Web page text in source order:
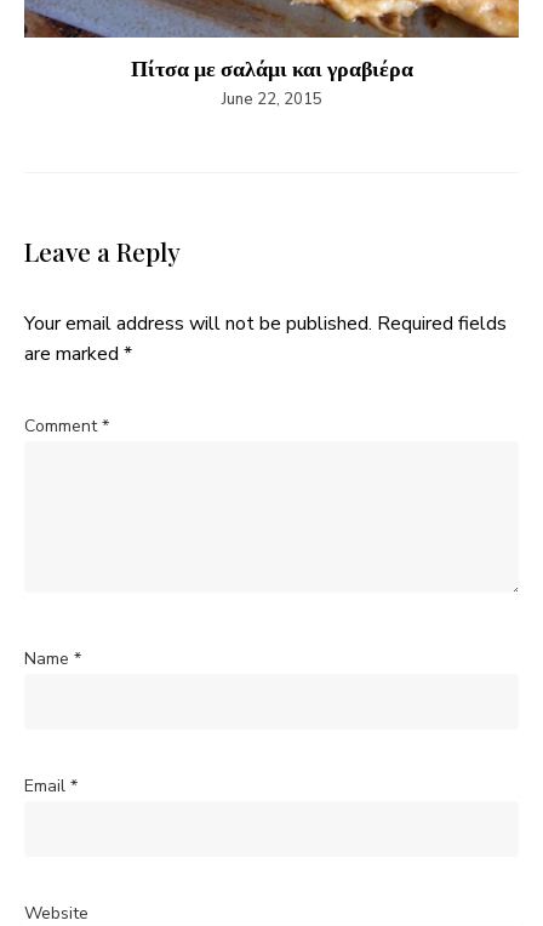
Πίτσα με σαλάμι και γραβιέρα
June 22, 2015
Leave a Reply
Your email address will not be published. Required fields
are marked *
Comment*
Name *
Email *
Website